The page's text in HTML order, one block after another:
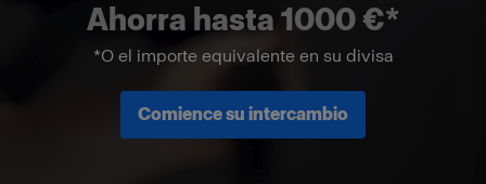
Ahorra hasta 1000 €*
*O el importe equivalente en su divisa
Comience su intercambio